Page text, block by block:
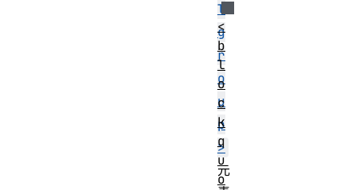
l
g
r
o
u
p
>
元
<
b
l
o
c
k
q
u
o